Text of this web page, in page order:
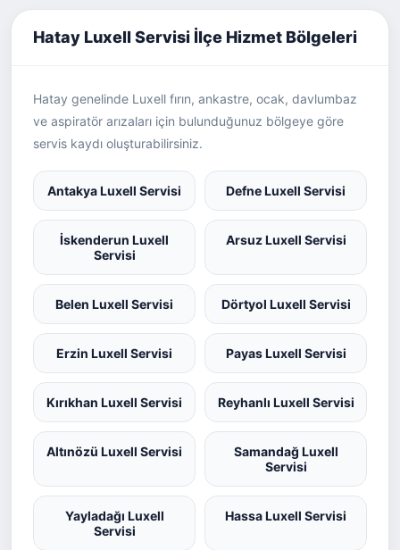
Hatay Luxell Servisi İlçe Hizmet Bölgeleri
Hatay genelinde Luxell fırın, ankastre, ocak, davlumbaz
ve aspiratör arızaları için bulunduğunuz bölgeye göre
servis kaydı oluşturabilirsiniz.
Antakya Luxell Servisi Defne Luxell Servisi
İskenderun Luxell
Servisi
Arsuz Luxell Servisi
Belen Luxell Servisi Dörtyol Luxell Servisi
Erzin Luxell Servisi Payas Luxell Servisi
Kırıkhan Luxell Servisi Reyhanlı Luxell Servisi
Altınözü Luxell Servisi
Samandağ Luxell
Servisi
Yayladağı Luxell
Servisi
Hassa Luxell Servisi